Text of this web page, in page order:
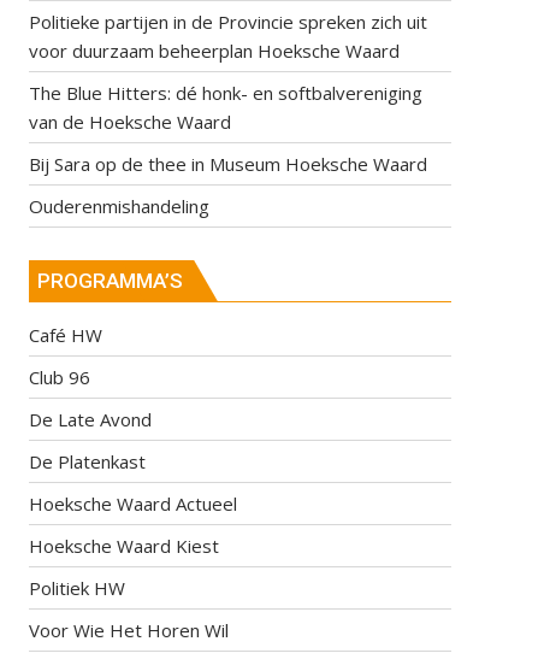
Politieke partijen in de Provincie spreken zich uit
voor duurzaam beheerplan Hoeksche Waard
The Blue Hitters: dé honk- en softbalvereniging
van de Hoeksche Waard
Bij Sara op de thee in Museum Hoeksche Waard
Ouderenmishandeling
PROGRAMMA’S
Café HW
Club 96
De Late Avond
De Platenkast
Hoeksche Waard Actueel
Hoeksche Waard Kiest
Politiek HW
Voor Wie Het Horen Wil